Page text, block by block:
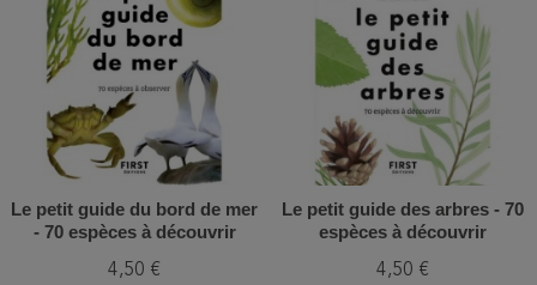
Le petit guide du bord de mer
- 70 espèces à découvrir
4,50 €
Le petit guide des arbres - 70
espèces à découvrir
4,50 €